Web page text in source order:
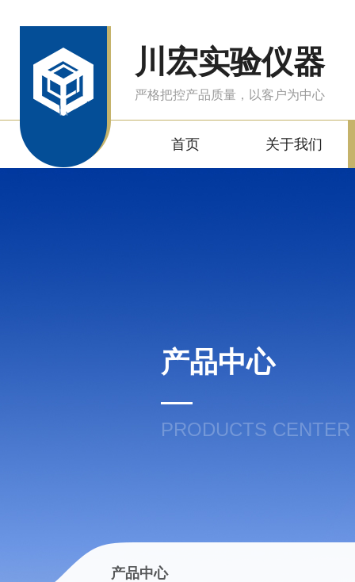
川宏实验仪器
严格把控产品质量，以客户为中心
首页 关于我们
产品中心
PRODUCTS CENTER
产品中心